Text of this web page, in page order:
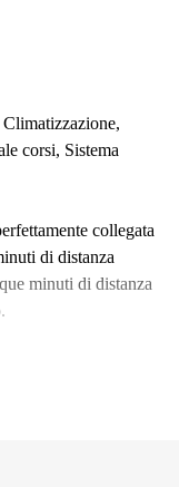
corsi, Sistema
collegata
di distanza
minuti di distanza